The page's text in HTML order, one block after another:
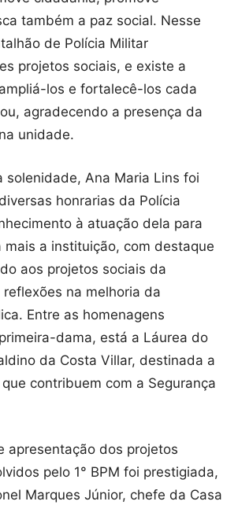
também a paz social. Nesse
de Polícia Militar
projetos sociais, e existe a
los e fortalecê-los cada
agradecendo a presença da
unidade.
solenidade, Ana Maria Lins foi
honrarias da Polícia
à atuação dela para
a instituição, com destaque
aos projetos sociais da
na melhoria da
Entre as homenagens
dama, está a Láurea do
da Costa Villar, destinada a
contribuem com a Segurança
apresentação dos projetos
pelo 1° BPM foi prestigiada,
Marques Júnior, chefe da Casa